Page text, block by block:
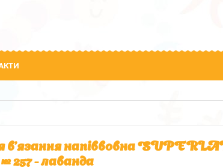
в'язання напіввовна
257 - лаванда